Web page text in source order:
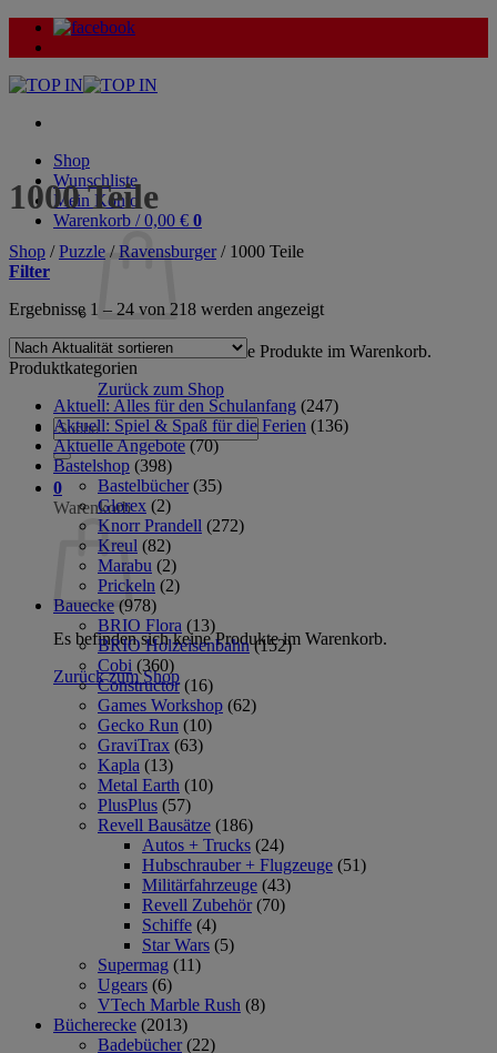
Zum
Inhalt
Shop
Wunschliste
Mein Konto
Warenkorb /0,00 € 0
Es befinden sich keine Produkte im Warenkorb.
Zurück zum Shop
Suche
nach:
0
Warenkorb
Es befinden sich keine Produkte im Warenkorb.
Zurück zum Shop
1000 Teile
Shop / Puzzle / Ravensburger /1000 Teile
Filter
Ergebnisse 1 – 24 von 218 werden angezeigtNach
sortiert
Produktkategorien
Aktuell: Alles für den Schulanfang (247)
Aktuell: Spiel & Spaß für die Ferien (136)
Aktuelle Angebote (70)
Bastelshop (398)
Bastelbücher (35)
Glorex (2)
Knorr Prandell (272)
Kreul (82)
Marabu (2)
Prickeln (2)
Bauecke (978)
BRIO Flora (13)
BRIO Holzeisenbahn (152)
Cobi (360)
Constructor (16)
Games Workshop (62)
Gecko Run (10)
GraviTrax (63)
Kapla (13)
Metal Earth (10)
PlusPlus (57)
Revell Bausätze (186)
Autos + Trucks (24)
Hubschrauber + Flugzeuge (51)
Militärfahrzeuge (43)
Revell Zubehör (70)
Schiffe (4)
Star Wars (5)
Supermag (11)
Ugears (6)
VTech Marble Rush (8)
Bücherecke (2013)
Badebücher (22)